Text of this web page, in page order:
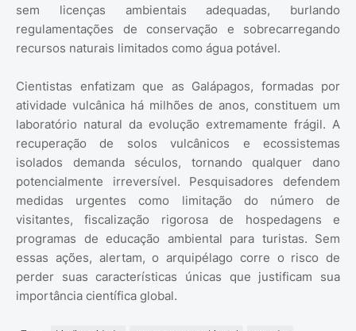
sem licenças ambientais adequadas, burlando
regulamentações de conservação e sobrecarregando
recursos naturais limitados como água potável.
Cientistas enfatizam que as Galápagos, formadas por
atividade vulcânica há milhões de anos, constituem um
laboratório natural da evolução extremamente frágil. A
recuperação de solos vulcânicos e ecossistemas
isolados demanda séculos, tornando qualquer dano
potencialmente irreversível. Pesquisadores defendem
medidas urgentes como limitação do número de
visitantes, fiscalização rigorosa de hospedagens e
programas de educação ambiental para turistas. Sem
essas ações, alertam, o arquipélago corre o risco de
perder suas características únicas que justificam sua
importância científica global.